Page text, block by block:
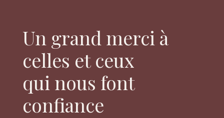
Un grand merci à
celles et ceux
qui nous font
confiance